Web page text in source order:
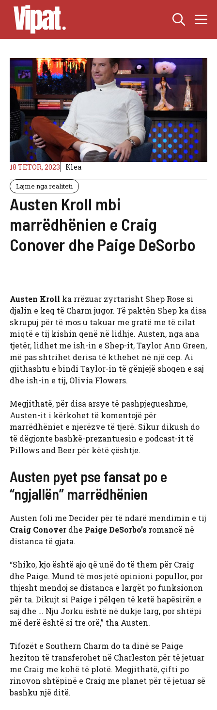
Skip
content
18 TETOR, 2023 Klea
Lajme nga realiteti
Austen Kroll mbi
marrëdhënien e Craig
Conover dhe Paige DeSorbo
Austen Kroll ka rrëzuar zyrtarisht Shep Rose si
djalin e keq të Charm jugor. Të paktën Shep ka disa
skrupuj për të mos u takuar me gratë me të cilat
miqtë e tij kishin qenë në lidhje. Austen, nga ana
tjetër, lidhet me ish-in e Shep-it, Taylor Ann Green,
më pas shtrihet derisa të kthehet në një cep. Ai
gjithashtu e bindi Taylor-in të gënjejë shoqen e saj
dhe ish-in e tij, Olivia Flowers.
Megjithatë, për disa arsye të pashpjegueshme,
Austen-it i kërkohet të komentojë për
marrëdhëniet e njerëzve të tjerë. Sikur dikush do
të dëgjonte bashkë-prezantuesin e podcast-it të
Pillows and Beer për këtë çështje.
Austen pyet pse fansat po e
“ngjallën” marrëdhënien
Austen foli me Decider për të ndarë mendimin e tij
Craig Conover dhe Paige DeSorbo’s romancë në
distanca të gjata.
“Shiko, kjo është ajo që unë do të them për Craig
dhe Paige. Mund të mos jetë opinioni popullor, por
thjesht mendoj se distanca e largët po funksionon
për ta. Dikujt si Paige i pëlqen të ketë hapësirën e
saj dhe … Nju Jorku është në dukje larg, por shtëpi
më derë është si tre orë,” tha Austen.
Tifozët e Southern Charm do ta dinë se Paige
heziton të transferohet në Charleston për të jetuar
me Craig me kohë të plotë. Megjithatë, çifti po
rinovon shtëpinë e Craig me planet për të jetuar së
bashku një ditë.